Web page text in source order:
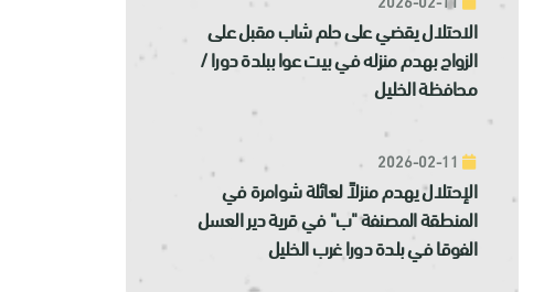
الاحتلال يقضي على حلم شاب مقبل على
الزواج بهدم منزله في بيت عوا ببلدة دورا /
محافظة الخليل
الإحتلال يهدم منزلاً لعائلة شوامرة في
المنطقة المصنفة "ب" في قرية دير العسل
الفوقا في بلدة دورا غرب الخليل